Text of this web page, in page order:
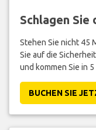
Schlagen Sie
Stehen Sie nicht 45
Sie auf die
und kommen Sie in
BUCHEN SIE